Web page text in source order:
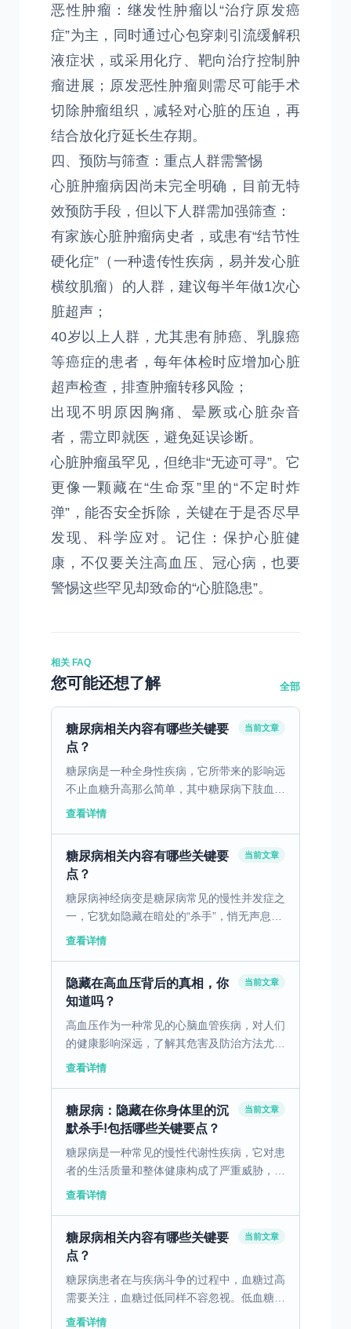
恶性肿瘤：继发性肿瘤以“治疗原发癌
症”为主，同时通过心包穿刺引流缓解积
液症状，或采用化疗、靶向治疗控制肿
瘤进展；原发恶性肿瘤则需尽可能手术
切除肿瘤组织，减轻对心脏的压迫，再
结合放化疗延长生存期。
四、预防与筛查：重点人群需警惕
心脏肿瘤病因尚未完全明确，目前无特
效预防手段，但以下人群需加强筛查：
有家族心脏肿瘤病史者，或患有“结节性
硬化症”（一种遗传性疾病，易并发心脏
横纹肌瘤）的人群，建议每半年做1次心
脏超声；
40岁以上人群，尤其患有肺癌、乳腺癌
等癌症的患者，每年体检时应增加心脏
超声检查，排查肿瘤转移风险；
出现不明原因胸痛、晕厥或心脏杂音
者，需立即就医，避免延误诊断。
心脏肿瘤虽罕见，但绝非“无迹可寻”。它
更像一颗藏在“生命泵”里的“不定时炸
弹”，能否安全拆除，关键在于是否尽早
发现、科学应对。记住：保护心脏健
康，不仅要关注高血压、冠心病，也要
警惕这些罕见却致命的“心脏隐患”。
相关 FAQ
您可能还想了解 全部
糖尿病相关内容有哪些关键要
点？
当前文章
糖尿病是一种全身性疾病，它所带来的影响远
不止血糖升高那么简单，其中糖尿病下肢血管
病变，就如同隐藏在暗处的“健康杀手”，悄无
查看详情
糖尿病相关内容有哪些关键要
点？
当前文章
糖尿病神经病变是糖尿病常见的慢性并发症之
一，它犹如隐藏在暗处的“杀手”，悄无声息地
损害着患者的神经。据统计，约半数以上的糖
查看详情
隐藏在高血压背后的真相，你
知道吗？
当前文章
高血压作为一种常见的心脑血管疾病，对人们
的健康影响深远，了解其危害及防治方法尤为
重要。 一、高血压危象：定义与常见原因 高
查看详情
糖尿病：隐藏在你身体里的沉
默杀手!包括哪些关键要点？
当前文章
糖尿病是一种常见的慢性代谢性疾病，它对患
者的生活质量和整体健康构成了严重威胁，需
要科学的预防和有效的管理。 一、青少年糖
查看详情
糖尿病相关内容有哪些关键要
点？
当前文章
糖尿病患者在与疾病斗争的过程中，血糖过高
需要关注，血糖过低同样不容忽视。低血糖就
像隐藏在暗处的“健康刺客”，悄无声息地威胁
查看详情